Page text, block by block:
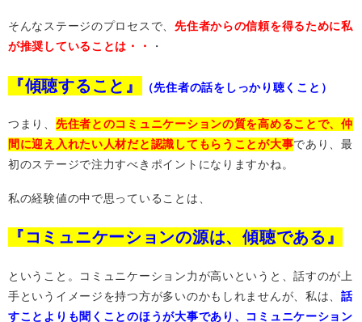
そんなステージのプロセスで、先住者からの信頼を得るために私
が推奨していることは・・
・
『傾聴すること』 （先住者の話をしっかり聴くこと）
つまり、 先住者とのコミュニケーションの質を高めることで、仲
間に迎え入れたい人材だと認識してもらうことが大事であり、最
初のステージで注力すべきポイントになりますかね。
私の経験値の中で思っていることは、
『コミュニケーションの源は、傾聴である』
ということ。コミュニケーション力が高いというと、話すのが上
手というイメージを持つ方が多いのかもしれませんが、私は、話
すことよりも聞くことのほうが大事であり、コミュニケーション